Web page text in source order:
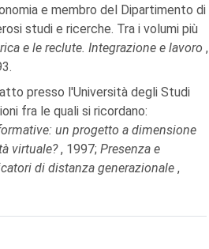
e membro del Dipartimento di
studi e ricerche. Tra i volumi più
e le reclute. Integrazione e lavoro ,
presso l'Università degli Studi
fra le quali si ricordano:
un progetto a dimensione
virtuale?, 1997; Presenza e
di distanza generazionale ,